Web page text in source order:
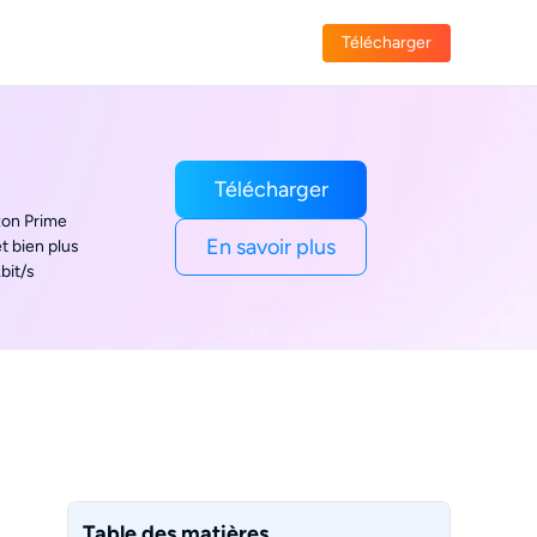
Télécharger
Prime
bien plus
s
Télécharger
En savoir plus